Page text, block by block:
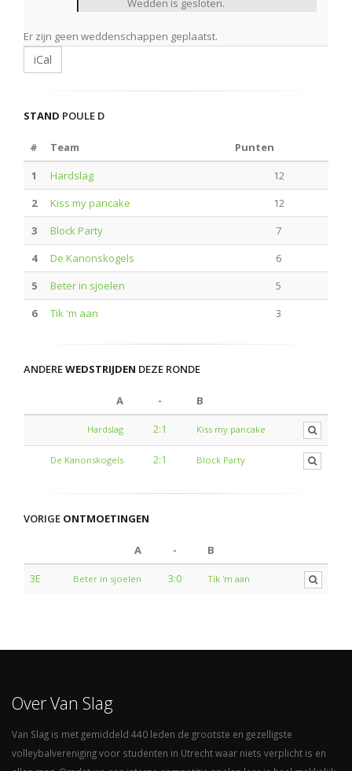
Wedden is gesloten.
Er zijn geen weddenschappen geplaatst.
iCal
STAND POULE D
# Team
Punten
1
Hardslag
12
2
Kiss my pancake
12
3
Block Party
7
4
De Kanonskogels
6
5
Beter in sjoelen
5
6
Tik 'm aan 3
ANDEREWEDSTRIJDEN DEZE RONDE
A - B
Hardslag 2:1 Kiss my pancake
De Kanonskogels 2:1 Block Party
VORIGE ONTMOETINGEN
A -
B
3E
Beter in sjoelen 3:0 Tik 'm aan
Over Van Slag
Van Slag is met gemiddeld 440 leden de grootste en gezelligste
volleybalvereniging voor studenten in Utrecht waar niets verplicht is en